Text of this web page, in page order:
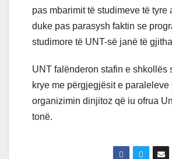
pas mbarimit të studimeve të tyre
duke pas parasysh faktin se
studimore të UNT-së janë të
UNT falënderon stafin e shkollës
krye me përgjegjësit e paraleleve
organizimin dinjitoz që iu ofrua
tonë.